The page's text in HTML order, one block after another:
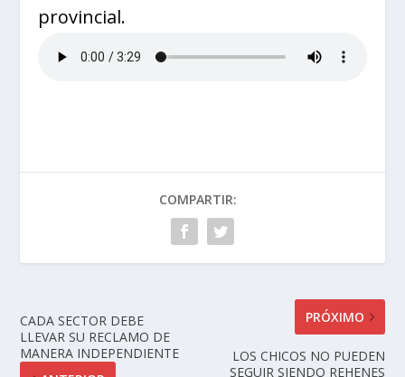
provincial.
COMPARTIR:
CADA SECTOR DEBE
LLEVAR SU RECLAMO DE
MANERA INDEPENDIENTE
PRÓXIMO
LOS CHICOS NO PUEDEN
SEGUIR SIENDO REHENES